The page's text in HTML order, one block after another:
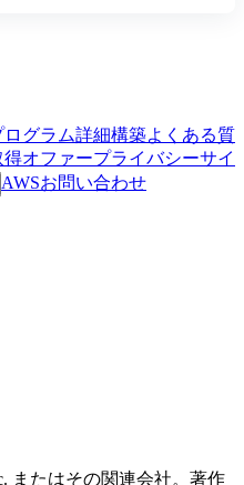
ログラム詳細構築よくある質
得オファープライバシーサイ
AWSお問い合わせ
またはその関連会社。著作